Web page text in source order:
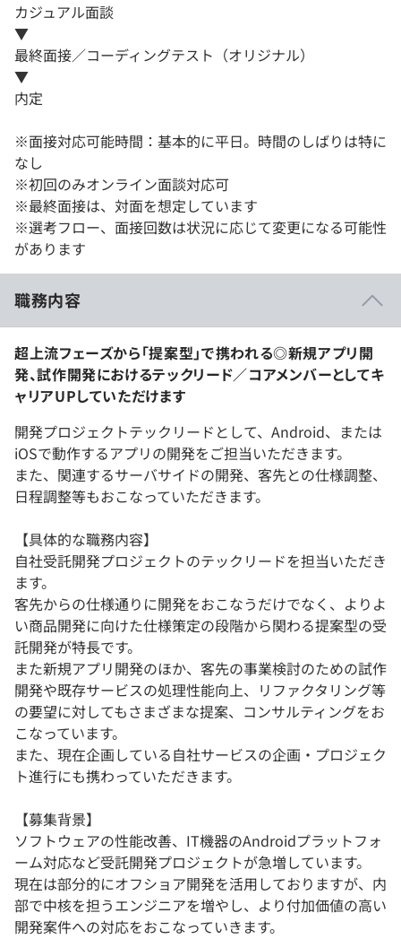
カジュアル面談
▼
最終面接／コーディングテスト（オリジナル）
▼
内定
※面接対応可能時間：基本的に平日。時間のしばりは特に
なし
※初回のみオンライン面談対応可
※最終面接は、対面を想定しています
※選考フロー、面接回数は状況に応じて変更になる可能性
があります
職務内容
超上流フェーズから「提案型」で携われる◎新規アプリ開
発、試作開発におけるテックリード／コアメンバーとしてキ
ャリアUPしていただけます
開発プロジェクトテックリードとして、Android、または
iOSで動作するアプリの開発をご担当いただきます。
また、関連するサーバサイドの開発、客先との仕様調整、
日程調整等もおこなっていただきます。
【具体的な職務内容】
自社受託開発プロジェクトのテックリードを担当いただき
ます。
客先からの仕様通りに開発をおこなうだけでなく、よりよ
い商品開発に向けた仕様策定の段階から関わる提案型の受
託開発が特長です。
また新規アプリ開発のほか、客先の事業検討のための試作
開発や既存サービスの処理性能向上、リファクタリング等
の要望に対してもさまざまな提案、コンサルティングをお
こなっています。
また、現在企画している自社サービスの企画・プロジェク
ト進行にも携わっていただきます。
【募集背景】
ソフトウェアの性能改善、IT機器のAndroidプラットフォ
ーム対応など受託開発プロジェクトが急増しています。
現在は部分的にオフショア開発を活用しておりますが、内
部で中核を担うエンジニアを増やし、より付加価値の高い
開発案件への対応をおこなっていきます。